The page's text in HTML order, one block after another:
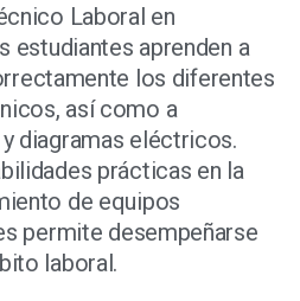
Laboral en
estudiantes aprenden a
los diferentes
así como a
diagramas eléctricos.
prácticas en la
de equipos
permite desempeñarse
laboral.